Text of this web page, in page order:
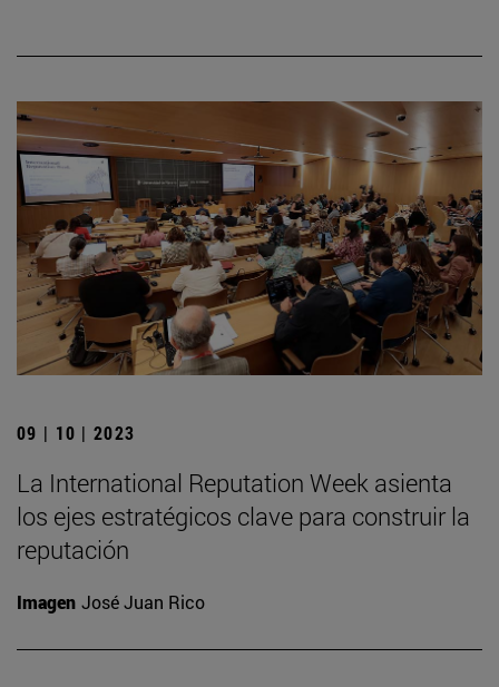
09 | 10 | 2023
La International Reputation Week asienta
los ejes estratégicos clave para construir la
reputación
Imagen José Juan Rico